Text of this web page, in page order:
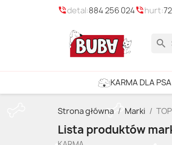
phone_in_talkdetal:884 256 024phone_in_talkhurt:
search
KARMA DLA PSA
Strona główna Marki TOP
Lista produktów